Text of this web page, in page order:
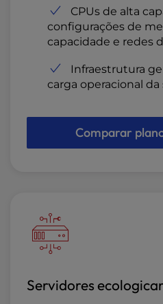
CPUs de alta
configurações de
capacidade e redes
Infraestrutura
carga operacional
Comparar
Servidores